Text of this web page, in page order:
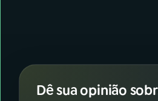
Dê sua opinião